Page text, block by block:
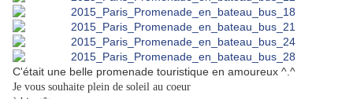
C'était une belle promenade touristique en amoureux ^.^
Je vous souhaite plein de soleil au coeur